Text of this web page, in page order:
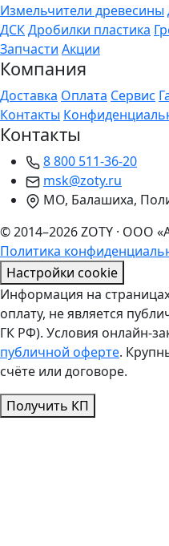
Измельчители древесины
ДСКДробилки пластика
Запчасти Акции
Компания
Доставка Оплата Сервис
Контакты
Контакты
8 800 511-36-20
msk@zoty.ru
МО, Балашиха,
© 2014–2026 ZOTY · ООО
Политика
Настройки cookie
Информация на
оплату, не является
ГК РФ). Условия онлайн-
публичной оферте.
счёте или договоре.
Получить КП